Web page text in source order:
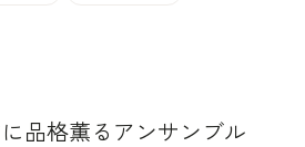
品格薫るアンサンブル